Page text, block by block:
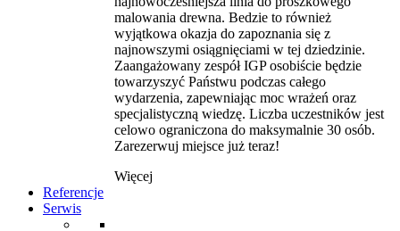
malowania drewna. Bedzie to również
wyjątkowa okazja do zapoznania się z
najnowszymi osiągnięciami w tej dziedzinie.
Zaangażowany zespół IGP osobiście będzie
towarzyszyć Państwu podczas całego
wydarzenia, zapewniając moc wrażeń oraz
specjalistyczną wiedzę. Liczba uczestników jest
celowo ograniczona do maksymalnie 30 osób.
Zarezerwuj miejsce już teraz!
Więcej
Referencje
Serwis